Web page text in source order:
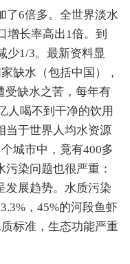
了6倍多。全世界淡水
增长率高出1倍。到
少1/3。最新资料显
缺水（包括中国），
受缺水之苦，每年有
人喝不到干净的饮用
当于世界人均水资源
城市中，竟有400多
染问题也很严重：
发展趋势。水质污染
，45%的河段鱼虾
标准，生态功能严重